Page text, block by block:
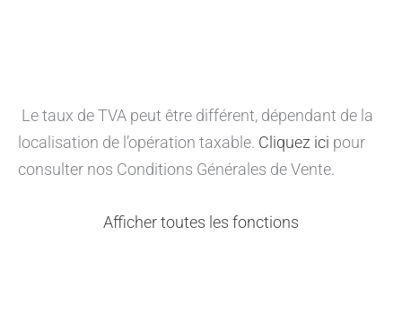
Le taux de TVA peut être différent, dépendant de la
localisation de l’opération taxable. Cliquez ici pour
consulter nos Conditions Générales de Vente.
Afficher toutes les fonctions